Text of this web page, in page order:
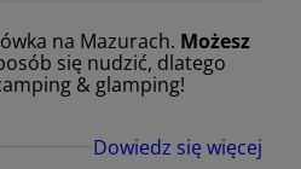
na Mazurach. Możesz
się nudzić, dlatego
& glamping!
Dowiedz się więcej